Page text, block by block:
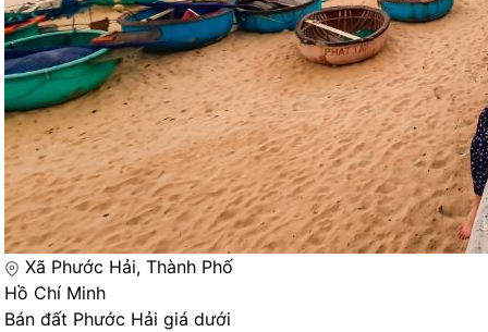
Xã Phước Hải, Thành Phố
Hồ Chí Minh
Bán đất Phước Hải giá dưới